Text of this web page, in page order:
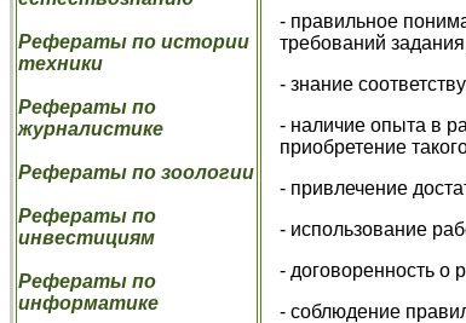
Рефераты по истории
техники
Рефераты по
журналистике
Рефераты по зоологии
Рефераты по
инвестициям
Рефераты по
информатике
- правильное
требований
- знание
- наличие опыта в
приобретение
- привлечение
- использование
- договоренность о
- соблюдение